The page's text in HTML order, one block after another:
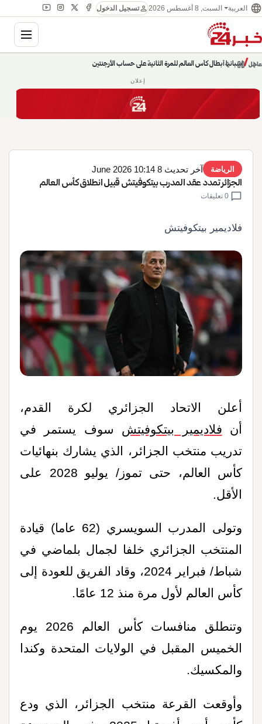
language العربية السبت, 8 أغسطس 2026 personتسجيل الدخول
عاجل/إسبانيا أبطال كأس العالم للمرة الثانية على حساب الأرجنتين chevron_right
pause
chevron_left
إعلان
الرياضة آخر تحديث 8 June 2026 10:14
الجزائر تمدد عقد المدرب بيتكوفيتش قبيل انطلاق كأس العالم
chat_bubble
فلاديمير بيتكوفيتش
أعلن الاتحاد الجزائري لكرة القدم،
أن فلاديمير بيتكوفيتش سوف يستمر في
تدريب منتخب الجزائر، الذي يشارك بنهائيات
كأس العالم، حتى تموز/ يوليو 2028 على
الأقل.
وتولى المدرب السويسري (62 عاما) قيادة
المنتخب الجزائري خلفا لجمال بلماضي في
شباط/ فبراير 2024، وقاد الفريق للعودة إلى
كأس العالم لأول مرة منذ 12 عامًا.
وتنطلق منافسات كأس العالم 2026 يوم
الخميس المقبل في الولايات المتحدة وكندا
والمكسيك.
وأوقعت القرعة منتخب الجزائر، الذي ودع